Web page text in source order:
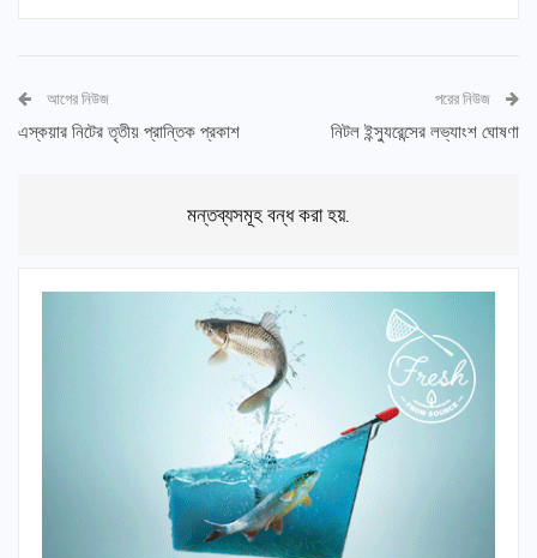
আগের নিউজ
এস্কয়ার নিটের তৃতীয় প্রান্তিক প্রকাশ
পরের নিউজ
নিটল ইন্স্যুরেন্সের লভ্যাংশ ঘোষণা
মন্তব্যসমূহ বন্ধ করা হয়.